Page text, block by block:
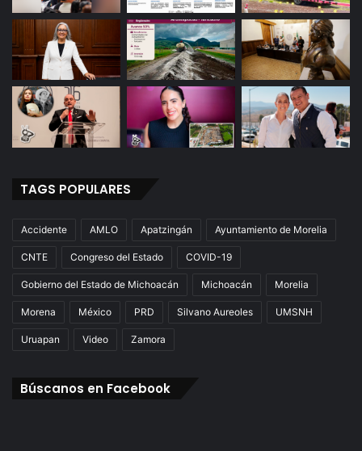
TAGS POPULARES
Accidente AMLO Apatzingán Ayuntamiento de Morelia
CNTE Congreso del Estado COVID-19
Gobierno del Estado de Michoacán Michoacán Morelia
Morena México PRD Silvano Aureoles UMSNH
Uruapan Video Zamora
Búscanos en Facebook